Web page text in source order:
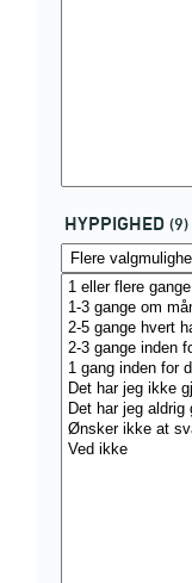
HYPPIGHED (9)